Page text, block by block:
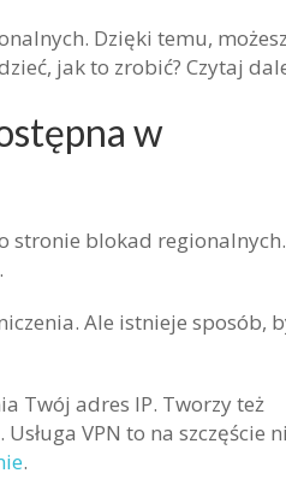
Dzięki temu,
jak to zrobić? Czytaj
w
stronie blokad regionalnych.
Ale istnieje sposób,
Twój adres IP. Tworzy też
VPN to na szczęście
.